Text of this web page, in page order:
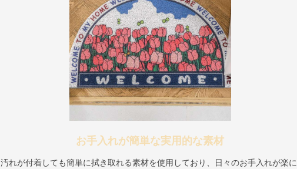
お手入れが簡単な実用的な素材
汚れが付着しても簡単に拭き取れる素材を使用しており、日々のお手入れが楽に